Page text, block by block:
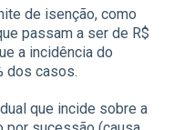
de isenção, como
passam a ser de R$
a incidência do
dos casos.
que incide sobre a